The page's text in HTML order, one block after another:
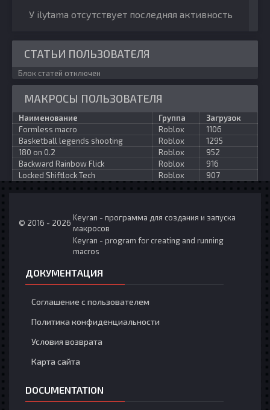
У ilytama отсутствует последняя активность
СТАТЬИ ПОЛЬЗОВАТЕЛЯ
Блок статей отключен
МАКРОСЫ ПОЛЬЗОВАТЕЛЯ
Наименование Группа
Загрузок
Formless macro
Roblox
1106
Basketball legends shooting
Roblox
1295
180 on 0.2
Roblox
952
Backward Rainbow Flick
Roblox
916
Locked Shiftlock Tech
Roblox 907
© 2016 - 2026
Keyran - программа для создания и запуска
макросов
Keyran - program for creating and running
macros
ДОКУМЕНТАЦИЯ
Соглашение с пользователем
Политика конфиденциальности
Условия возврата
Карта сайта
DOCUMENTATION